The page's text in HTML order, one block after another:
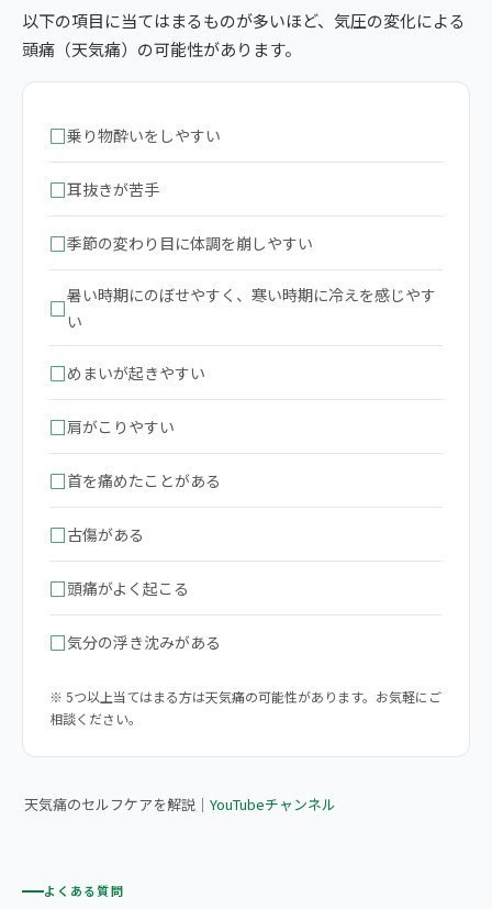
以下の項目に当てはまるものが多いほど、気圧の変化による
頭痛（天気痛）の可能性があります。
□乗り物酔いをしやすい
□耳抜きが苦手
□季節の変わり目に体調を崩しやすい
□暑い時期にのぼせやすく、寒い時期に冷えを感じやす
い
□めまいが起きやすい
□肩がこりやすい
□首を痛めたことがある
□古傷がある
□頭痛がよく起こる
□気分の浮き沈みがある
※ 5つ以上当てはまる方は天気痛の可能性があります。お気軽にご
相談ください。
て教えます
天気痛のセルフケアを解説｜ YouTubeチャンネル
よくある質問